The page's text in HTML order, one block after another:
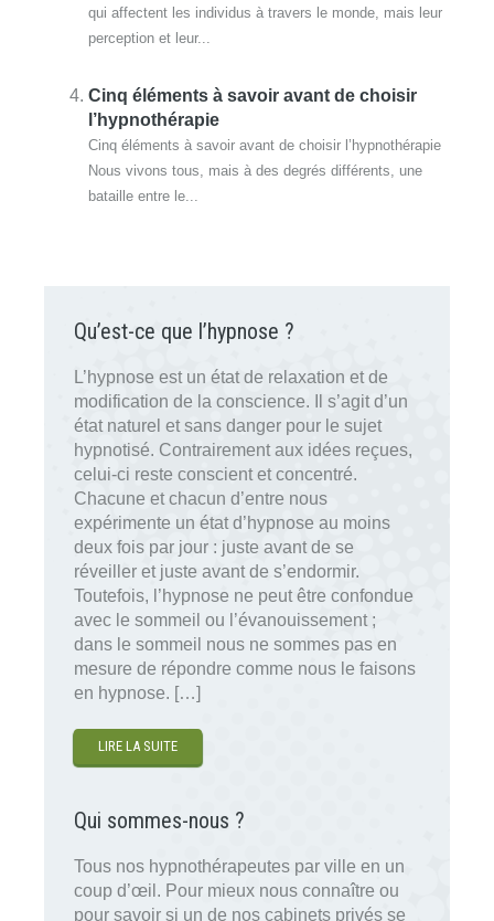
qui affectent les individus à travers le monde, mais leur
perception et leur...
Cinq éléments à savoir avant de choisir
l’hypnothérapie
Cinq éléments à savoir avant de choisir l’hypnothérapie
Nous vivons tous, mais à des degrés différents, une
bataille entre le...
Qu’est-ce que l’hypnose ?
L’hypnose est un état de relaxation et de
modification de la conscience. Il s’agit d’un
état naturel et sans danger pour le sujet
hypnotisé. Contrairement aux idées reçues,
celui-ci reste conscient et concentré.
Chacune et chacun d’entre nous
expérimente un état d’hypnose au moins
deux fois par jour : juste avant de se
réveiller et juste avant de s’endormir.
Toutefois, l’hypnose ne peut être confondue
avec le sommeil ou l’évanouissement ;
dans le sommeil nous ne sommes pas en
mesure de répondre comme nous le faisons
en hypnose. […]
LIRE LA SUITE
Qui sommes-nous ?
Tous nos hypnothérapeutes par ville en un
coup d’œil. Pour mieux nous connaître ou
pour savoir si un de nos cabinets privés se